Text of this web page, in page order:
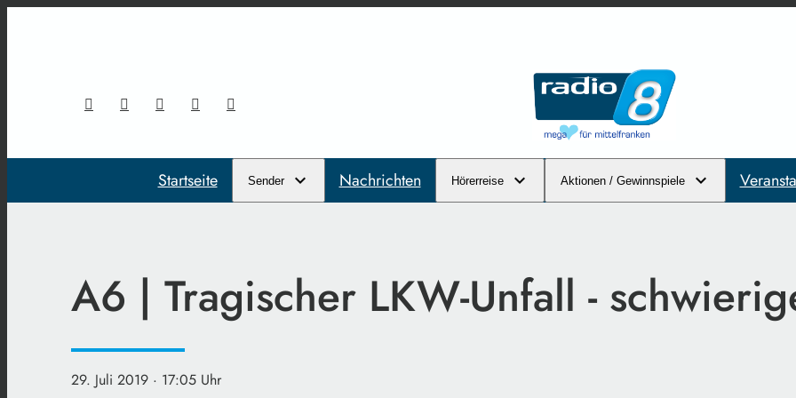
Startseite Sender Nachrichten Hörerreise Aktionen / Gewinnspiele
A6 | Tragischer LKW-Unfall -
29. Juli 2019 · 17:05 Uhr